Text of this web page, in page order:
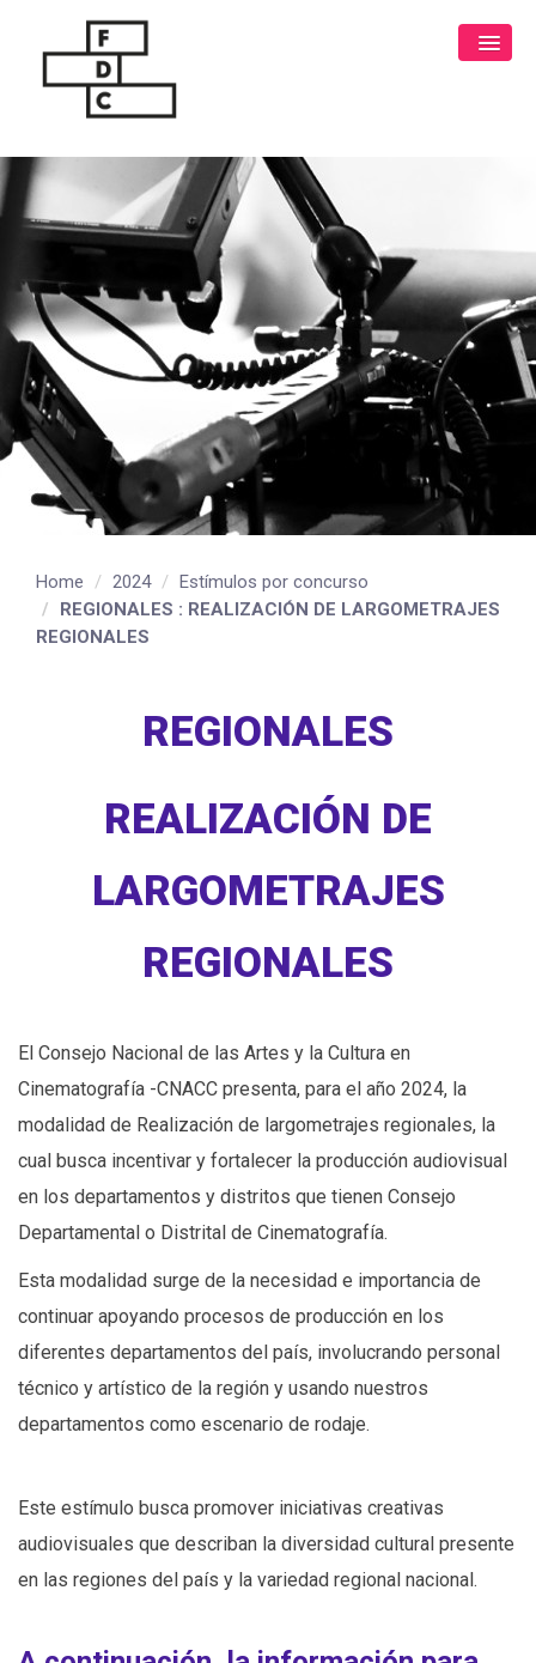
Home 2024
Estímulos por concurso
REGIONALES : REALIZACIÓN DE LARGOMETRAJES
REGIONALES
REGIONALES
REALIZACIÓN DE
LARGOMETRAJES
REGIONALES
El Consejo Nacional de las Artes y la Cultura en
Cinematografía -CNACC presenta, para el año 2024, la
modalidad de Realización de largometrajes regionales, la
cual busca incentivar y fortalecer la producción audiovisual
en los departamentos y distritos que tienen Consejo
Departamental o Distrital de Cinematografía.
Esta modalidad surge de la necesidad e importancia de
continuar apoyando procesos de producción en los
diferentes departamentos del país, involucrando personal
técnico y artístico de la región y usando nuestros
departamentos como escenario de rodaje.
Este estímulo busca promover iniciativas creativas
audiovisuales que describan la diversidad cultural presente
en las regiones del país y la variedad regional nacional.